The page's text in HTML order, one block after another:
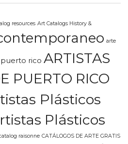
resources Art Catalogs History &
arte
rico ARTISTAS
PUERTO RICO
Plásticos
Plásticos
raisonne CATÁLOGOS DE ARTE GRATIS